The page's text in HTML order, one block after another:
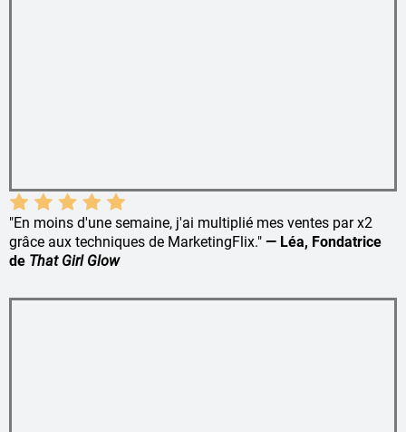
"En moins d'une semaine, j'ai multiplié mes ventes par x2
grâce aux techniques de MarketingFlix." — Léa, Fondatrice
de That Girl Glow